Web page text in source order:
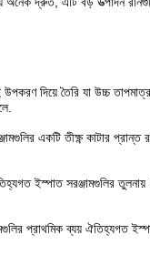
দিয়ে তৈরি যা উচ্চ
একটি তীক্ষ্ণ কাটার
ইস্পাত সরঞ্জামগুলির
প্রাথমিক ব্যয় ঐতিহ্যগত